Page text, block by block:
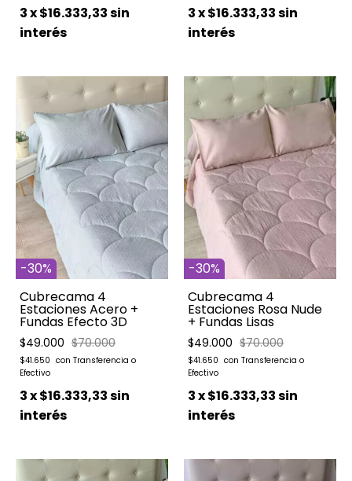
3x$16.333,33sin
interés
3x$16.333,33sin
interés
-30%
Cubrecama 4
Estaciones Acero +
Fundas Efecto 3D
$49.000 $70.000
$41.650
3x$16.333,33sin
interés
-30%
Cubrecama 4
Estaciones Rosa Nude
+ Fundas Lisas
$49.000 $70.000
$41.650
3x$16.333,33sin
interés